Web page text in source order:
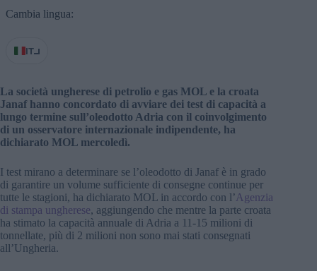
Cambia lingua:
IT
La società ungherese di petrolio e gas MOL e la croata
Janaf hanno concordato di avviare dei test di capacità a
lungo termine sull’oleodotto Adria con il coinvolgimento
di un osservatore internazionale indipendente, ha
dichiarato MOL mercoledì.
I test mirano a determinare se l’oleodotto di Janaf è in grado
di garantire un volume sufficiente di consegne continue per
tutte le stagioni, ha dichiarato MOL in accordo con l’Agenzia
di stampa ungherese, aggiungendo che mentre la parte croata
ha stimato la capacità annuale di Adria a 11-15 milioni di
tonnellate, più di 2 milioni non sono mai stati consegnati
all’Ungheria.